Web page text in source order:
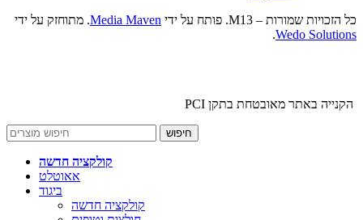
כל הזכויות שמורות – M13. פותח על ידי
Media Maven. מתוחזק על ידי
Wedo Solutions
.
הקנייה באתר מאובטחת בתקן PCI
חיפוש
קולקציה חדשה
אאוטלט
ביגוד
קולקציה חדשה